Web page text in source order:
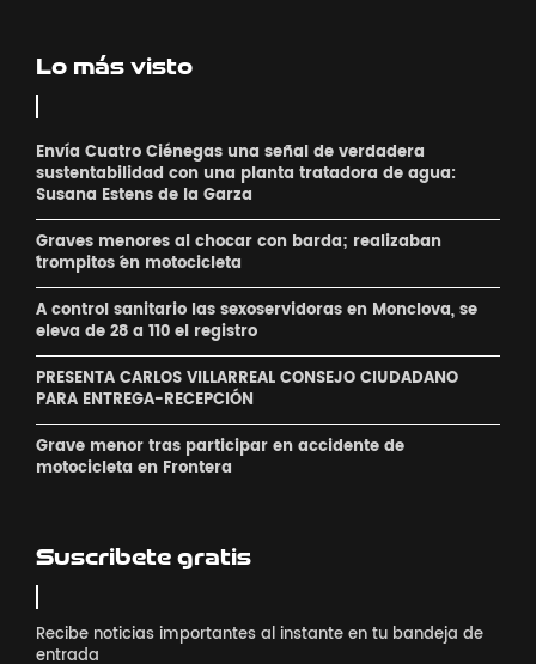
Lo más visto
Envía Cuatro Ciénegas una señal de verdadera
sustentabilidad con una planta tratadora de agua:
Susana Estens de la Garza
Graves menores al chocar con barda; realizaban
´trompitos ´en motocicleta
A control sanitario las sexoservidoras en Monclova, se
eleva de 28 a 110 el registro
PRESENTA CARLOS VILLARREAL CONSEJO CIUDADANO
PARA ENTREGA-RECEPCIÓN
Grave menor tras participar en accidente de
motocicleta en Frontera
Suscribete gratis
Recibe noticias importantes al instante en tu bandeja de
entrada